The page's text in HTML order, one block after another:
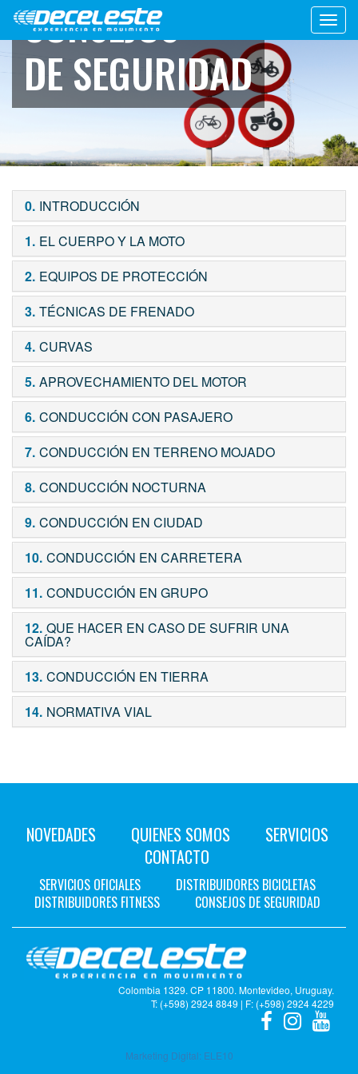
CONSEJOS
DE SEGURIDAD
0. INTRODUCCIÓN
1. EL CUERPO Y LA MOTO
2. EQUIPOS DE PROTECCIÓN
3. TÉCNICAS DE FRENADO
4. CURVAS
5. APROVECHAMIENTO DEL MOTOR
6. CONDUCCIÓN CON PASAJERO
7. CONDUCCIÓN EN TERRENO MOJADO
8. CONDUCCIÓN NOCTURNA
9. CONDUCCIÓN EN CIUDAD
10. CONDUCCIÓN EN CARRETERA
11. CONDUCCIÓN EN GRUPO
12. QUE HACER EN CASO DE SUFRIR UNA
CAÍDA?
13. CONDUCCIÓN EN TIERRA
14. NORMATIVA VIAL
NOVEDADES QUIENES SOMOS
SERVICIOS
CONTACTO
SERVICIOS OFICIALES
DISTRIBUIDORES BICICLETAS
DISTRIBUIDORES FITNESS
CONSEJOS DE SEGURIDAD
Colombia 1329. CP 11800. Montevideo, Uruguay.
T: (+598) 2924 8849 | F: (+598) 2924 4229
Marketing Digital: ELE10